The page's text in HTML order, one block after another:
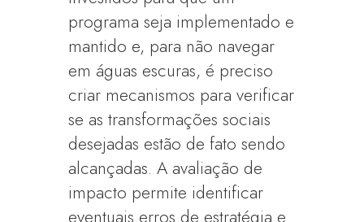
programa seja implementado e
mantido e, para não navegar
em águas escuras, é preciso
criar mecanismos para verificar
se as transformações sociais
desejadas estão de fato sendo
alcançadas. A avaliação de
impacto permite identificar
eventuais erros de estratégia e